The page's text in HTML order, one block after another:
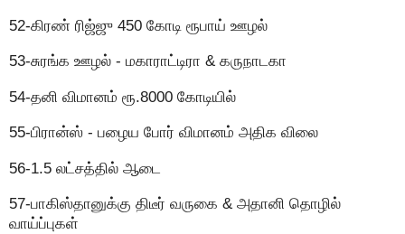
52-கிரண் ரிஜ்ஜு 450 கோடி ரூபாய் ஊழல்
53-சுரங்க ஊழல் - மகாராட்டிரா & கருநாடகா
54-தனி விமானம் ரூ.8000 கோடியில்
55-பிரான்ஸ் - பழைய போர் விமானம் அதிக விலை
56-1.5 லட்சத்தில் ஆடை
57-பாகிஸ்தானுக்கு திடீர் வருகை & அதானி தொழில்
வாய்ப்புகள்